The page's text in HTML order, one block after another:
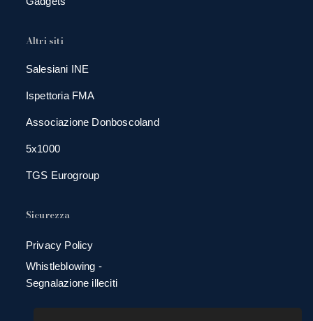
Altri siti
Salesiani INE
Ispettoria FMA
Associazione Donboscoland
5x1000
TGS Eurogroup
Sicurezza
Privacy Policy
Whistleblowing -
Segnalazione illeciti